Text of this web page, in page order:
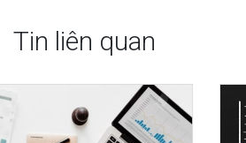
Tin liên quan